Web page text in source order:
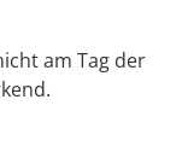
am Tag der